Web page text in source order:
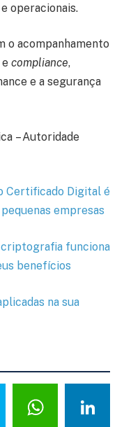
operacionais.
o acompanhamento
e compliance,
e a segurança
– Autoridade
Certificado Digital é
empresas
funciona
benefícios
na sua
Twitter